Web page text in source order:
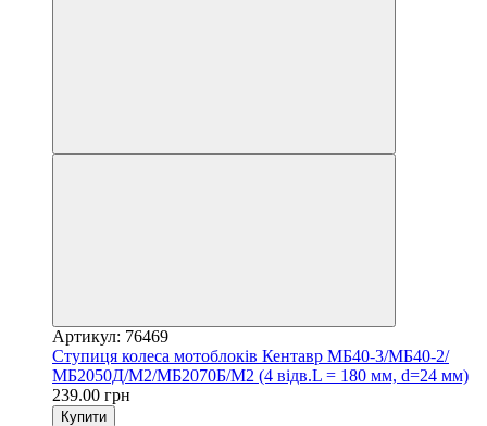
Артикул: 76469
Ступиця колеса мотоблоків Кентавр МБ40-3/МБ40-2/
МБ2050Д/М2/МБ2070Б/М2 (4 відв.L = 180 мм, d=24 мм)
239.00 грн
Купити